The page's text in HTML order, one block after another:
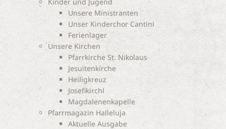
Unsere Ministranten
Unser Kinderchor Cantini
Ferienlager
Unsere Kirchen
Pfarrkirche St. Nikolaus
Jesuitenkirche
Heiligkreuz
Josefikirchl
Magdalenenkapelle
Pfarrmagazin Halleluja
Aktuelle Ausgabe